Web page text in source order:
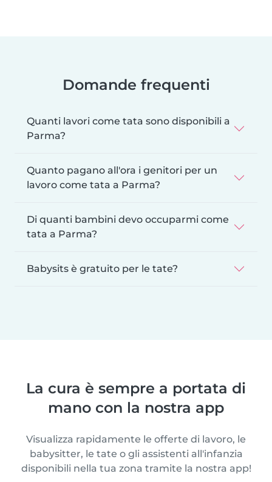
Domande frequenti
Quanti lavori come tata sono disponibili a
Parma?
Quanto pagano all'ora i genitori per un
lavoro come tata a Parma?
Di quanti bambini devo occuparmi come
tata a Parma?
Babysits è gratuito per le tate?
La cura è sempre a portata di
mano con la nostra app
Visualizza rapidamente le offerte di lavoro, le
babysitter, le tate o gli assistenti all'infanzia
disponibili nella tua zona tramite la nostra app!